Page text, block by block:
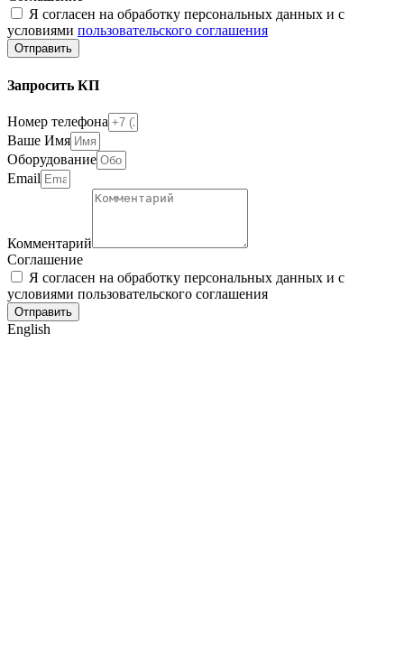
Я согласен на обработку персональных данных и с
условиями пользовательского соглашения
Отправить
Запросить КП
Номер телефона
Ваше Имя
Оборудование
Email
Комментарий
Соглашение
Я согласен на обработку персональных данных и с
условиями пользовательского соглашения
Отправить
English